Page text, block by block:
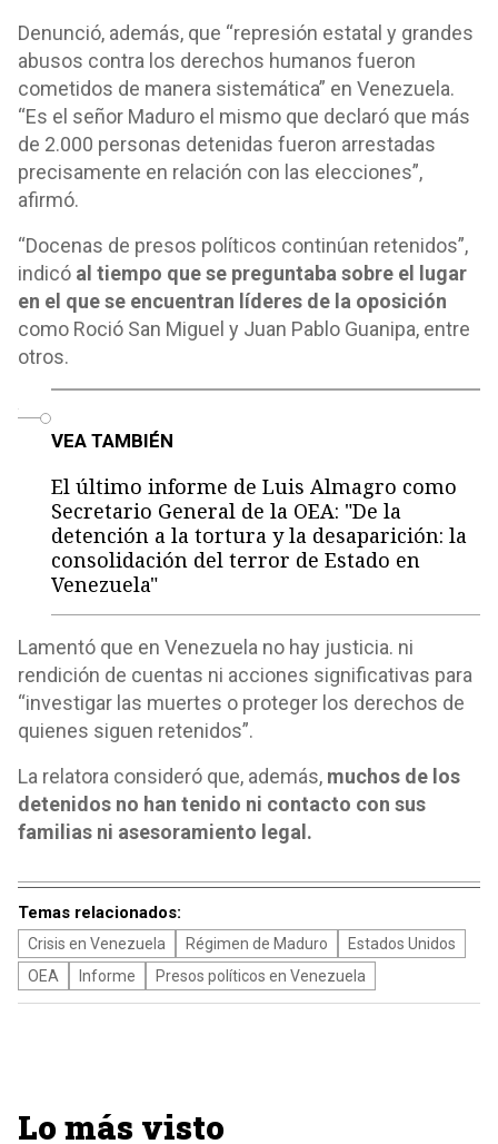
Denunció, además, que “represión estatal y grandes
abusos contra los derechos humanos fueron
cometidos de manera sistemática” en Venezuela.
“Es el señor Maduro el mismo que declaró que más
de 2.000 personas detenidas fueron arrestadas
precisamente en relación con las elecciones”,
afirmó.
“Docenas de presos políticos continúan retenidos”,
indicó al tiempo que se preguntaba sobre el lugar
en el que se encuentran líderes de la oposición
como Roció San Miguel y Juan Pablo Guanipa, entre
otros.
VEA TAMBIÉN
El último informe de Luis Almagro como
Secretario General de la OEA: "De la
detención a la tortura y la desaparición: la
consolidación del terror de Estado en
Venezuela"
Lamentó que en Venezuela no hay justicia. ni
rendición de cuentas ni acciones significativas para
“investigar las muertes o proteger los derechos de
quienes siguen retenidos”.
La relatora consideró que, además, muchos de los
detenidos no han tenido ni contacto con sus
familias ni asesoramiento legal.
Temas relacionados:
Crisis en Venezuela Régimen de Maduro
Estados Unidos
OEA
Informe Presos políticos en Venezuela
Lo más visto